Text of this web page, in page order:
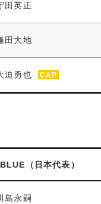
田英正
田大地
迫勇也 CAP
（日本代表）
島永嗣